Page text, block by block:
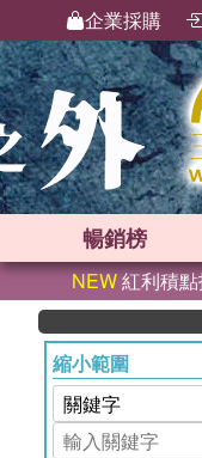
企業採購
暢銷榜
NEW紅利積
縮小範圍